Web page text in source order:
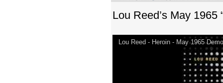
Lou Reed’s May 1965
Lou Reed - Heroin - May 1965